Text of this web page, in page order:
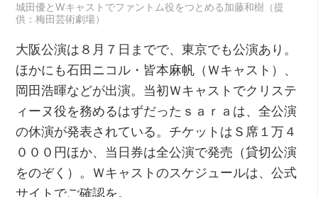
城田優とWキャストでファントム役をつとめる加藤和樹（提
供：梅田芸術劇場）
大阪公演は８月７日までで、東京でも公演あり。
ほかにも石田ニコル・皆本麻帆（Ｗキャスト）、
岡田浩暉などが出演。当初Ｗキャストでクリステ
ィーヌ役を務めるはずだったｓａｒａは、全公演
の休演が発表されている。チケットはＳ席１万４
０００円ほか、当日券は全公演で発売（貸切公演
をのぞく）。Ｗキャストのスケジュールは、公式
サイトでご確認を。